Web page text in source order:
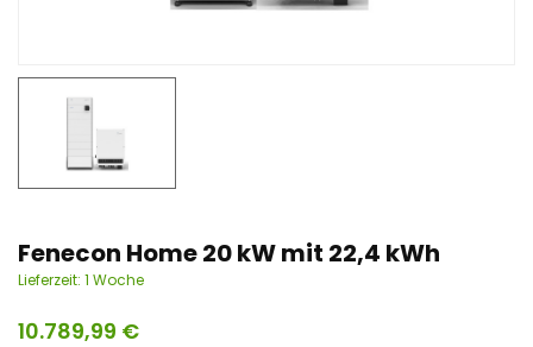
Fenecon Home 20 kW mit 22,4 kWh
Lieferzeit: 1 Woche
10.789,99 €